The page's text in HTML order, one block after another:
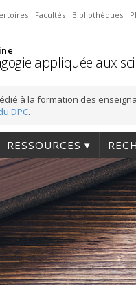
Facultés Bibliothèques
appliquée aux
à la formation des
DPC.
RESSOURCES